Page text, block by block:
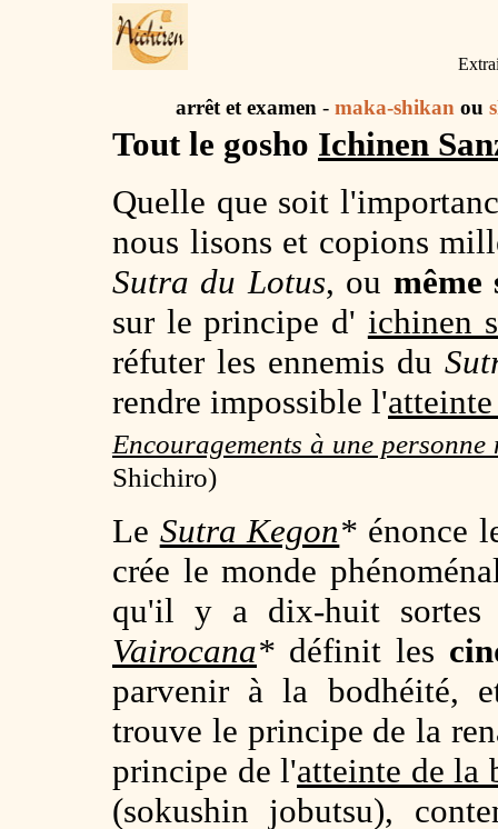
arrêt et examen - maka-shikan ou
Tout le gosho Ichinen
Quelle que soit
nous lisons et copions
Sutra du Lotus, ou même
sur le principe d' ichinen
réfuter les ennemis du
rendre impossible l'
Encouragements à une
Shichiro)
Le Sutra Kegon* énonce
crée le monde
qu'il y a dix-huit
Vairocana* définit les
parvenir à la bodhéité,
trouve le principe de la
principe de l'atteinte de la
(sokushin jobutsu),